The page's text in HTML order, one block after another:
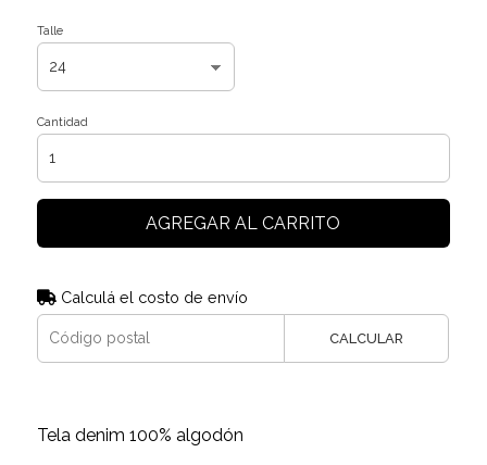
Talle
Cantidad
AGREGAR AL CARRITO
Calculá el costo de envío
CALCULAR
Tela denim 100% algodón